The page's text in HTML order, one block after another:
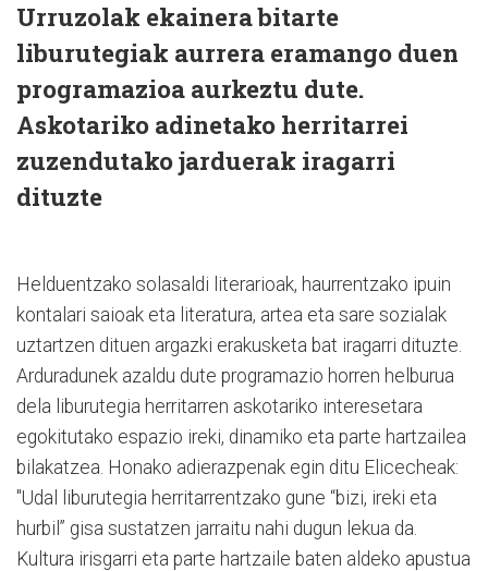
Urruzolak ekainera bitarte
liburutegiak aurrera eramango duen
programazioa aurkeztu dute.
Askotariko adinetako herritarrei
zuzendutako jarduerak iragarri
dituzte
Helduentzako solasaldi literarioak, haurrentzako ipuin
kontalari saioak eta literatura, artea eta sare sozialak
uztartzen dituen argazki erakusketa bat iragarri dituzte.
Arduradunek azaldu dute programazio horren helburua
dela liburutegia herritarren askotariko interesetara
egokitutako espazio ireki, dinamiko eta parte hartzailea
bilakatzea. Honako adierazpenak egin ditu Elicecheak:
"Udal liburutegia herritarrentzako gune “bizi, ireki eta
hurbil” gisa sustatzen jarraitu nahi dugun lekua da.
Kultura irisgarri eta parte hartzaile baten aldeko apustua